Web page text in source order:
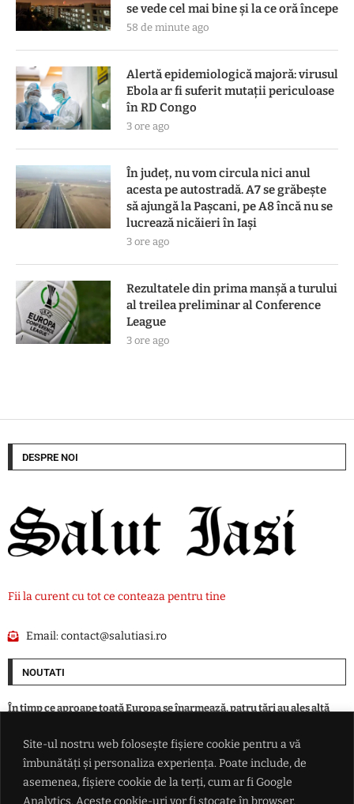
Site-ul nostru web folosește fișiere cookie pentru a vă
îmbunătăți și personaliza experiența. Poate include, de
asemenea, fișiere cookie de la terți, cum ar fi Google
Analytics. Aceste cookie-uri vor fi stocate în browser,
se vede cel mai bine și la ce oră începe
58 de minute ago
Alertă epidemiologică majoră: virusul
Ebola ar fi suferit mutații periculoase
în RD Congo
3 ore ago
În județ, nu vom circula nici anul
acesta pe autostradă. A7 se grăbește
să ajungă la Pașcani, pe A8 încă nu se
lucrează nicăieri în Iași
3 ore ago
Rezultatele din prima manşă a turului
al treilea preliminar al Conference
League
3 ore ago
DESPRE NOI
Fii la curent cu tot ce conteaza pentru tine
Email:contact@salutiasi.ro
NOUTATI
În timp ce aproape toată Europa se înarmează, patru ţări au ales altă
Eclipsa parțială de Soare din 12 august, vizibilă și din România. Unde se
vede cel mai bine și la ce oră începe